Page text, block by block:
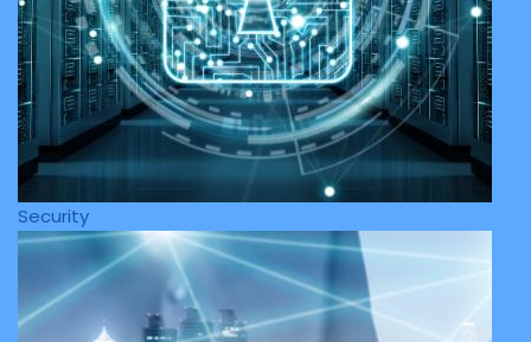
Security